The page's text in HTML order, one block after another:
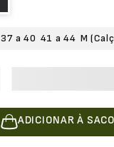
37 a 40 41 a 44 M
ADICIONAR À